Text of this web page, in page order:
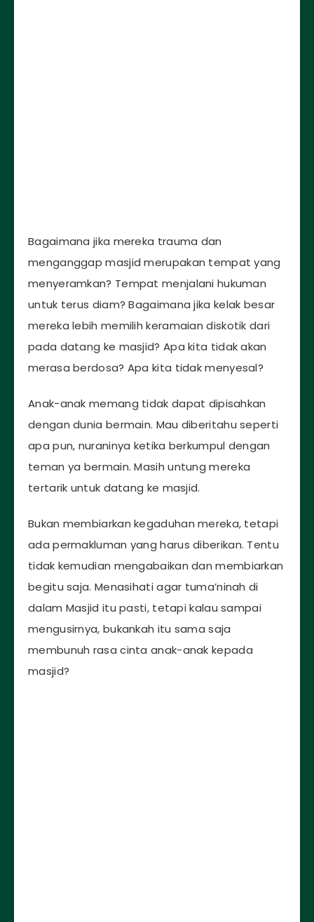
Bagaimana jika mereka trauma dan
menganggap masjid merupakan tempat yang
menyeramkan? Tempat menjalani hukuman
untuk terus diam? Bagaimana jika kelak besar
mereka lebih memilih keramaian diskotik dari
pada datang ke masjid? Apa kita tidak akan
merasa berdosa? Apa kita tidak menyesal?
Anak-anak memang tidak dapat dipisahkan
dengan dunia bermain. Mau diberitahu seperti
apa pun, nuraninya ketika berkumpul dengan
teman ya bermain. Masih untung mereka
tertarik untuk datang ke masjid.
Bukan membiarkan kegaduhan mereka, tetapi
ada permakluman yang harus diberikan. Tentu
tidak kemudian mengabaikan dan membiarkan
begitu saja. Menasihati agar tuma’ninah di
dalam Masjid itu pasti, tetapi kalau sampai
mengusirnya, bukankah itu sama saja
membunuh rasa cinta anak-anak kepada
masjid?